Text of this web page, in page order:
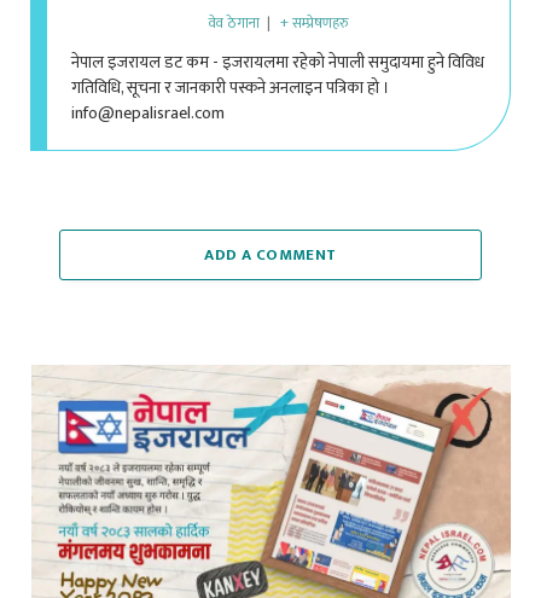
वेव ठेगाना | + सम्प्रेषणहरु
नेपाल इजरायल डट कम - इजरायलमा रहेको नेपाली समुदायमा हुने विविध
गतिविधि, सूचना र जानकारी पस्कने अनलाइन पत्रिका हो ।
info@nepalisrael.com
ADD A COMMENT